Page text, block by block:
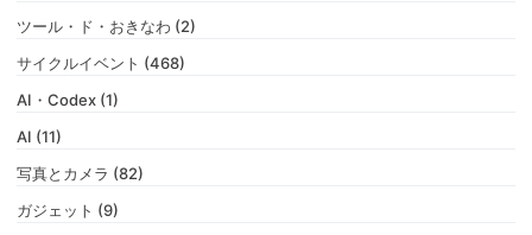
ツール・ド・おきなわ (2)
サイクルイベント (468)
AI・Codex (1)
AI (11)
写真とカメラ (82)
ガジェット (9)